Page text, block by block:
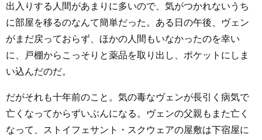
出入りする人間があまりに多いので、気がつかれないうち
に部屋を移るのなんて簡単だった。ある日の午後、ヴェン
がまだ戻っておらず、ほかの人間もいなかったのを幸い
に、戸棚からこっそりと薬品を取り出し、ポケットにしま
い込んだのだ。
だがそれも十年前のこと。気の毒なヴェンが長引く病気で
亡くなってからずいぶんになる。ヴェンの父親もまた亡く
なって、ストイフェサント・スクウェアの屋敷は下宿屋に